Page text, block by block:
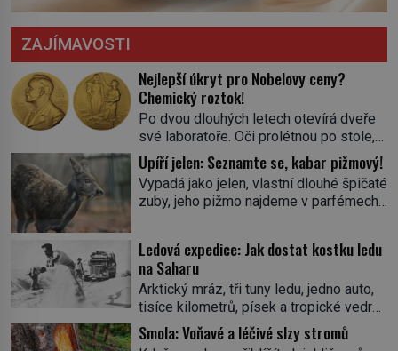
ZAJÍMAVOSTI
Nejlepší úkryt pro Nobelovy ceny?
Chemický roztok!
Po dvou dlouhých letech otevírá dveře
své laboratoře. Oči prolétnou po stole,
aby pak ulpěly na regálu, kde se nachází
všemožné látky. Hledá žluto-oranžovou
tekutinu, jakmile ji zahlédne, nesmírně
se mu uleví. Teď může svůj plán
skrývá směs s názvem lučavka
královská. Svůj přídomek nemá pro nic
za nic, […]
Upíří jelen: Seznamte se, kabar pižmový!
Vypadá jako jelen, vlastní dlouhé špičaté
zuby, jeho pižmo najdeme v parfémech
jediného zástupce zvířecí říše – kabara
pižmového. V Evropě ho jako první
popíše švédský botanik Carl Linné
(1707–1778), jenže v Asii o něm ví už
celá staletí. Zvíře připomíná jelena,
v kohoutku dosahuje […]
Ledová expedice: Jak dostat kostku ledu
na Saharu
Arktický mráz, tři tuny ledu, jedno auto,
tisíce kilometrů, písek a tropické vedro.
To je ve zkratce zdánlivě nesplnitelná
výzva, která se promění v úžasné
Smola: Voňavé a léčivé slzy stromů